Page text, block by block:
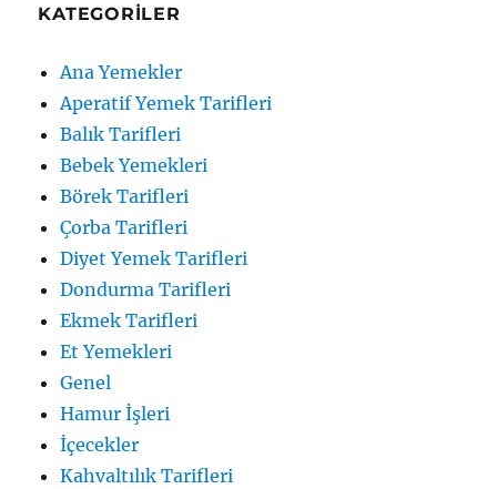
KATEGORILER
Ana Yemekler
Aperatif Yemek Tarifleri
Balık Tarifleri
Bebek Yemekleri
Börek Tarifleri
Çorba Tarifleri
Diyet Yemek Tarifleri
Dondurma Tarifleri
Ekmek Tarifleri
Et Yemekleri
Genel
Hamur İşleri
İçecekler
Kahvaltılık Tarifleri